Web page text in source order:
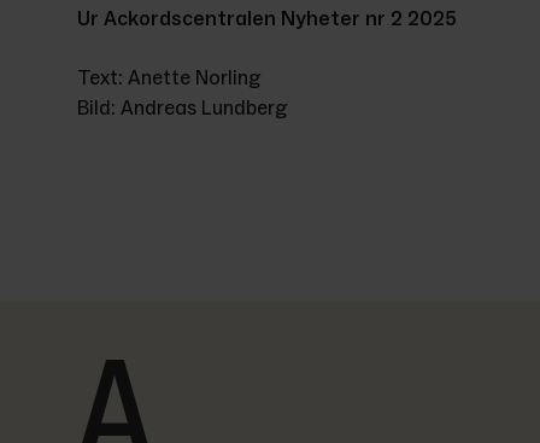
Ur Ackordscentralen Nyheter nr 2 2025
Text: Anette Norling
Bild: Andreas Lundberg